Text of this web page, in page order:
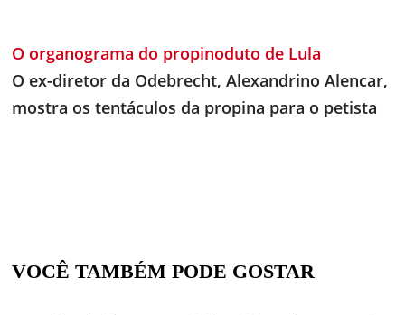
O organograma do propinoduto de Lula
O ex-diretor da Odebrecht, Alexandrino Alencar,
mostra os tentáculos da propina para o petista
VOCÊ TAMBÉM PODE GOSTAR